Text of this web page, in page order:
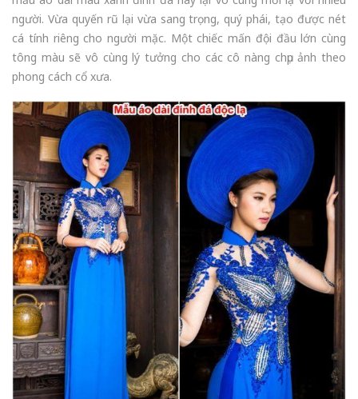
người. Vừa quyến rũ lại vừa sang trọng, quý phái, tạo được nét
cá tính riêng cho người mặc. Một chiếc mấn đội đầu lớn cùng
tông màu sẽ vô cùng lý tưởng cho các cô nàng chụp ảnh theo
phong cách cổ xưa.